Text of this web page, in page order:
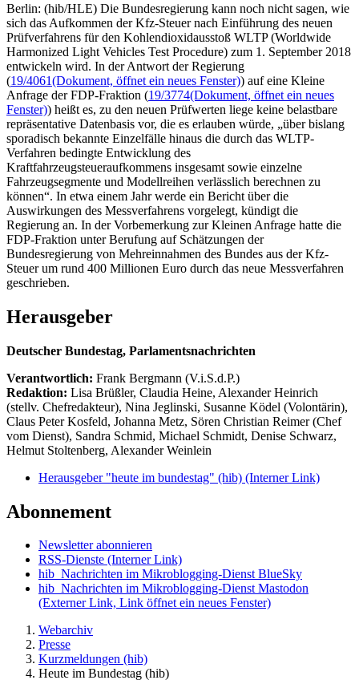
Berlin: (hib/HLE) Die Bundesregierung kann noch nicht sagen, wie
sich das Aufkommen der Kfz-Steuer nach Einführung des neuen
Prüfverfahrens für den Kohlendioxidausstoß WLTP (Worldwide
Harmonized Light Vehicles Test Procedure) zum 1. September 2018
entwickeln wird. In der Antwort der Regierung
(19/4061(Dokument, öffnet ein neues Fenster)) auf eine Kleine
Anfrage der FDP-Fraktion (19/3774(Dokument, öffnet ein neues
Fenster)) heißt es, zu den neuen Prüfwerten liege keine belastbare
repräsentative Datenbasis vor, die es erlauben würde, „über bislang
sporadisch bekannte Einzelfälle hinaus die durch das WLTP-
Verfahren bedingte Entwicklung des
Kraftfahrzeugsteueraufkommens insgesamt sowie einzelne
Fahrzeugsegmente und Modellreihen verlässlich berechnen zu
können“. In etwa einem Jahr werde ein Bericht über die
Auswirkungen des Messverfahrens vorgelegt, kündigt die
Regierung an. In der Vorbemerkung zur Kleinen Anfrage hatte die
FDP-Fraktion unter Berufung auf Schätzungen der
Bundesregierung von Mehreinnahmen des Bundes aus der Kfz-
Steuer um rund 400 Millionen Euro durch das neue Messverfahren
geschrieben.
Herausgeber
Deutscher Bundestag, Parlamentsnachrichten
Verantwortlich: Frank Bergmann (V.i.S.d.P.)
Redaktion: Lisa Brüßler, Claudia Heine, Alexander Heinrich
(stellv. Chefredakteur), Nina Jeglinski, Susanne Ködel (Volontärin),
Claus Peter Kosfeld, Johanna Metz, Sören Christian Reimer (Chef
vom Dienst), Sandra Schmid, Michael Schmidt, Denise Schwarz,
Helmut Stoltenberg, Alexander Weinlein
Herausgeber "heute im bundestag" (hib) (Interner Link)
Abonnement
Newsletter abonnieren
RSS-Dienste (Interner Link)
hib_Nachrichten im Mikroblogging-Dienst BlueSky
hib_Nachrichten im Mikroblogging-Dienst Mastodon
(Externer Link, Link öffnet ein neues Fenster)
Webarchiv
Presse
Kurzmeldungen (hib)
Heute im Bundestag (hib)